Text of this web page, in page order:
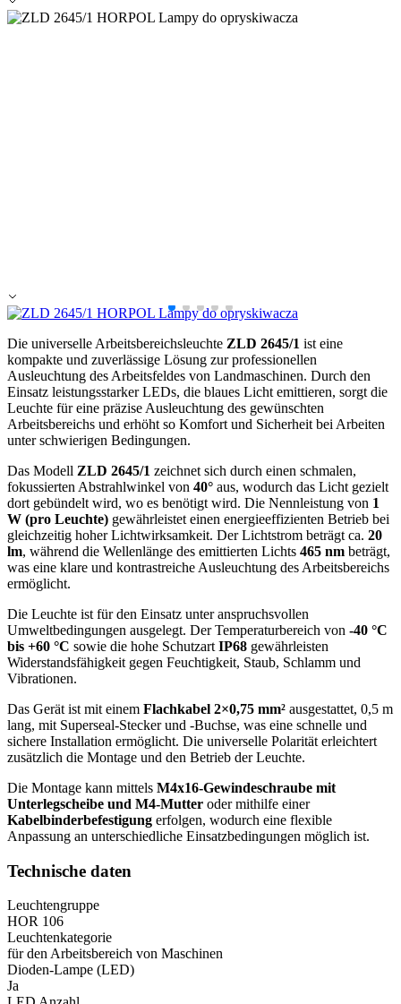
Die universelle Arbeitsbereichsleuchte ZLD 2645/1 ist eine
kompakte und zuverlässige Lösung zur professionellen
Ausleuchtung des Arbeitsfeldes von Landmaschinen. Durch den
Einsatz leistungsstarker LEDs, die blaues Licht emittieren, sorgt die
Leuchte für eine präzise Ausleuchtung des gewünschten
Arbeitsbereichs und erhöht so Komfort und Sicherheit bei Arbeiten
unter schwierigen Bedingungen.
Das Modell ZLD 2645/1 zeichnet sich durch einen schmalen,
fokussierten Abstrahlwinkel von 40° aus, wodurch das Licht gezielt
dort gebündelt wird, wo es benötigt wird. Die Nennleistung von 1
W (pro Leuchte) gewährleistet einen energieeffizienten Betrieb bei
gleichzeitig hoher Lichtwirksamkeit. Der Lichtstrom beträgt ca. 20
lm, während die Wellenlänge des emittierten Lichts 465 nm beträgt,
was eine klare und kontrastreiche Ausleuchtung des Arbeitsbereichs
ermöglicht.
Die Leuchte ist für den Einsatz unter anspruchsvollen
Umweltbedingungen ausgelegt. Der Temperaturbereich von -40 °C
bis +60 °C sowie die hohe Schutzart IP68 gewährleisten
Widerstandsfähigkeit gegen Feuchtigkeit, Staub, Schlamm und
Vibrationen.
Das Gerät ist mit einem Flachkabel 2×0,75 mm² ausgestattet, 0,5 m
lang, mit Superseal-Stecker und -Buchse, was eine schnelle und
sichere Installation ermöglicht. Die universelle Polarität erleichtert
zusätzlich die Montage und den Betrieb der Leuchte.
Die Montage kann mittels M4x16-Gewindeschraube mit
Unterlegscheibe und M4-Mutter oder mithilfe einer
Kabelbinderbefestigung erfolgen, wodurch eine flexible
Anpassung an unterschiedliche Einsatzbedingungen möglich ist.
Technische daten
Leuchtengruppe
HOR 106
Leuchtenkategorie
für den Arbeitsbereich von Maschinen
Dioden-Lampe (LED)
Ja
Alle ablehnen